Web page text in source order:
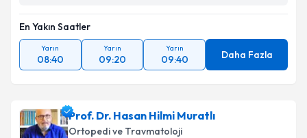
Takvim Talebini Gönder
En Yakın Saatler
Yarın
08:40
Yarın
09:20
Yarın
09:40 Daha Fazla
Prof. Dr. Hasan Hilmi Muratlı
Ortopedi ve Travmatoloji